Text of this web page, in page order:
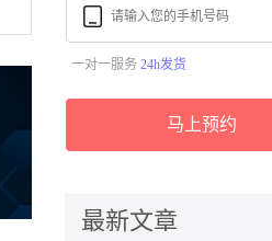
一对一服务 24h发货
马上预约
最新文章